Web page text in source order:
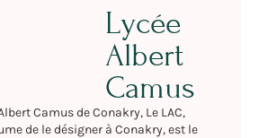
Lycée
Albert
Camus
Camus de Conakry, Le LAC,
de le désigner à Conakry, est le